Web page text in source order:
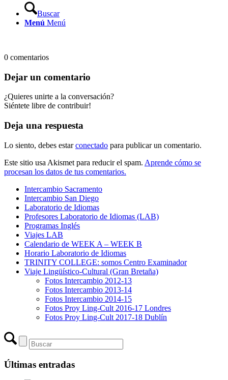
Buscar
Menú Menú
0 comentarios
Dejar un comentario
¿Quieres unirte a la conversación?
Siéntete libre de contribuir!
Deja una respuesta
Lo siento, debes estarconectado para publicar un comentario.
Este sitio usa Akismet para reducir el spam. Aprende cómo se
procesan los datos de tus comentarios.
Intercambio Sacramento
Intercambio San Diego
Laboratorio de Idiomas
Profesores Laboratorio de Idiomas (LAB)
Programas Inglés
Viajes LAB
Calendario de WEEK A – WEEK B
Horario Laboratorio de Idiomas
TRINITY COLLEGE: somos Centro Examinador
Viaje Lingüístico-Cultural (Gran Bretaña)
Fotos Intercambio 2012-13
Fotos Intercambio 2013-14
Fotos Intercambio 2014-15
Fotos Proy Ling-Cult 2016-17 Londres
Fotos Proy Ling-Cult 2017-18 Dublín
Últimas entradas